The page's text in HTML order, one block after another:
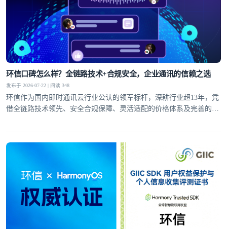
环信口碑怎么样？全链路技术+合规安全，企业通讯的信赖之选
发布于 2026-07-22 | 阅读 348
环信作为国内即时通讯云行业公认的领军标杆，深耕行业超13年，凭
借全链路技术领先、安全合规保障、灵活适配的价格体系及完善的全